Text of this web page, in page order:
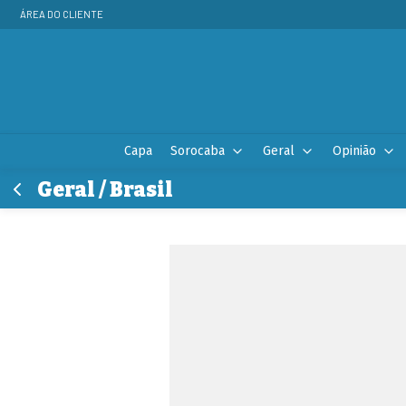
ÁREA DO CLIENTE
Capa Sorocaba Geral Opinião
Geral / Brasil